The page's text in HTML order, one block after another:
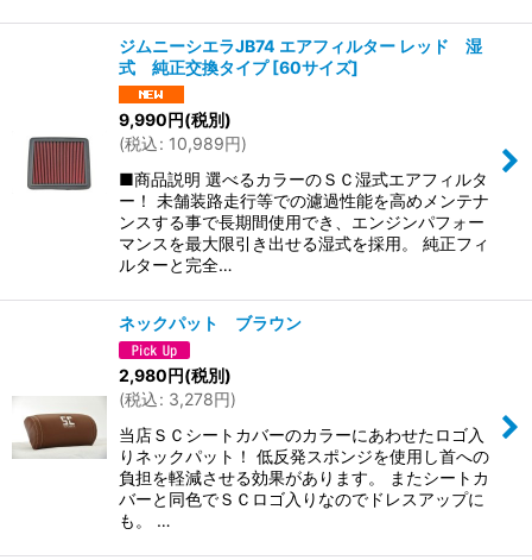
ジムニーシエラJB74 エアフィルター レッド 湿
式 純正交換タイプ [60サイズ]
9,990円(税別)
(税込: 10,989円)
■商品説明 選べるカラーのＳＣ湿式エアフィルタ
ー！ 未舗装路走行等での濾過性能を高めメンテナ
ンスする事で長期間使用でき、エンジンパフォー
マンスを最大限引き出せる湿式を採用。 純正フィ
ルターと完全…
ネックパット ブラウン
2,980円(税別)
(税込: 3,278円)
当店ＳＣシートカバーのカラーにあわせたロゴ入
りネックパット！ 低反発スポンジを使用し首への
負担を軽減させる効果があります。 またシートカ
バーと同色でＳＣロゴ入りなのでドレスアップに
も。 …